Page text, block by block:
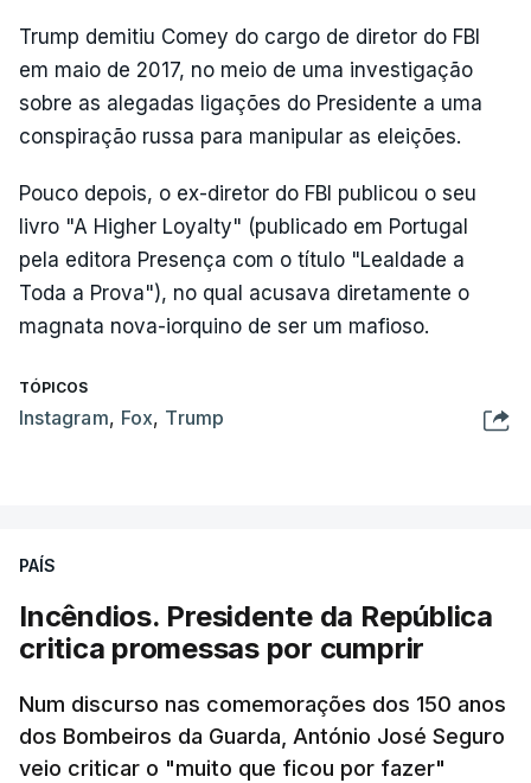
Trump demitiu Comey do cargo de diretor do FBI
em maio de 2017, no meio de uma investigação
sobre as alegadas ligações do Presidente a uma
conspiração russa para manipular as eleições.
Pouco depois, o ex-diretor do FBI publicou o seu
livro "A Higher Loyalty" (publicado em Portugal
pela editora Presença com o título "Lealdade a
Toda a Prova"), no qual acusava diretamente o
magnata nova-iorquino de ser um mafioso.
TÓPICOS
Instagram, Fox, Trump
PAÍS
Incêndios. Presidente da República
critica promessas por cumprir
Num discurso nas comemorações dos 150 anos
dos Bombeiros da Guarda, António José Seguro
veio criticar o "muito que ficou por fazer"